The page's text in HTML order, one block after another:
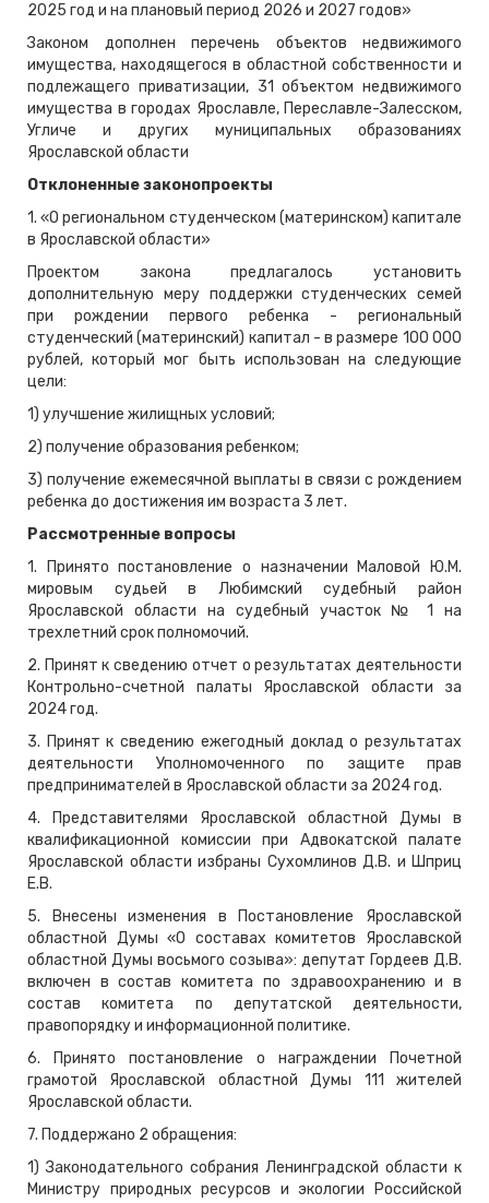
2025 год и на плановый период 2026 и 2027 годов»
Законом дополнен перечень объектов недвижимого
имущества, находящегося в областной собственности и
подлежащего приватизации, 31 объектом недвижимого
имущества в городах Ярославле, Переславле-Залесском,
Угличе и других муниципальных образованиях
Ярославской области
Отклоненные законопроекты
1. «О региональном студенческом (материнском) капитале
в Ярославской области»
Проектом закона предлагалось установить
дополнительную меру поддержки студенческих семей
при рождении первого ребенка - региональный
студенческий (материнский) капитал - в размере 100 000
рублей, который мог быть использован на следующие
цели:
1) улучшение жилищных условий;
2) получение образования ребенком;
3) получение ежемесячной выплаты в связи с рождением
ребенка до достижения им возраста 3 лет.
Рассмотренные вопросы
1. Принято постановление о назначении Маловой Ю.М.
мировым судьей в Любимский судебный район
Ярославской области на судебный участок № 1 на
трехлетний срок полномочий.
2. Принят к сведению отчет о результатах деятельности
Контрольно-счетной палаты Ярославской области за
2024 год.
3. Принят к сведению ежегодный доклад о результатах
деятельности Уполномоченного по защите прав
предпринимателей в Ярославской области за 2024 год.
4. Представителями Ярославской областной Думы в
квалификационной комиссии при Адвокатской палате
Ярославской области избраны Сухомлинов Д.В. и Шприц
Е.В.
5. Внесены изменения в Постановление Ярославской
областной Думы «О составах комитетов Ярославской
областной Думы восьмого созыва»: депутат Гордеев Д.В.
включен в состав комитета по здравоохранению и в
состав комитета по депутатской деятельности,
правопорядку и информационной политике.
6. Принято постановление о награждении Почетной
грамотой Ярославской областной Думы 111 жителей
Ярославской области.
7. Поддержано 2 обращения:
1) Законодательного собрания Ленинградской области к
Министру природных ресурсов и экологии Российской